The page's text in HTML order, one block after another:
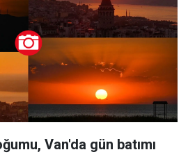
Van'da gün batımı